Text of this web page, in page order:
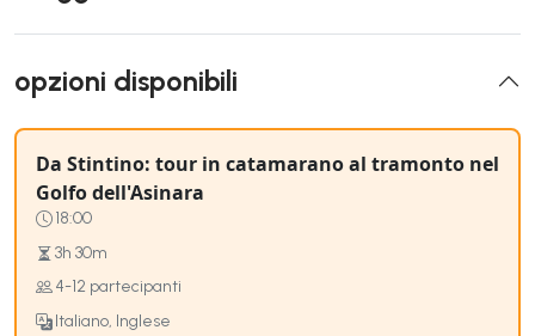
opzioni disponibili
Da Stintino: tour in catamarano al tramonto nel
Golfo dell'Asinara
18:00
3h 30m
4-12 partecipanti
Italiano, Inglese